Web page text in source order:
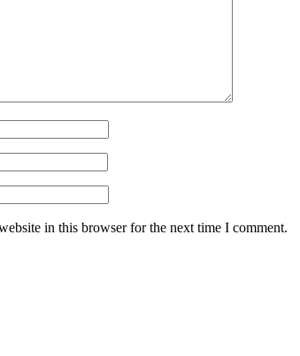
in this browser for the next time I comment.